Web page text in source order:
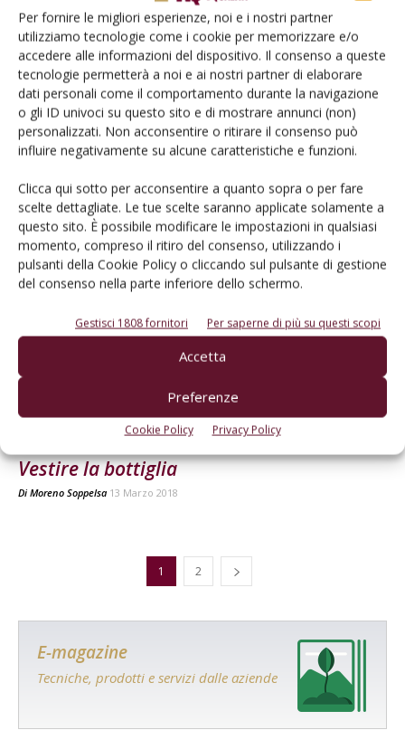
Per fornire le migliori esperienze, noi e i nostri partner
utilizziamo tecnologie come i cookie per memorizzare e/o
accedere alle informazioni del dispositivo. Il consenso a queste
tecnologie permetterà a noi e ai nostri partner di elaborare
dati personali come il comportamento durante la navigazione
o gli ID univoci su questo sito e di mostrare annunci (non)
personalizzati. Non acconsentire o ritirare il consenso può
influire negativamente su alcune caratteristiche e funzioni.
Clicca qui sotto per acconsentire a quanto sopra o per fare
scelte dettagliate. Le tue scelte saranno applicate solamente a
questo sito. È possibile modificare le impostazioni in qualsiasi
momento, compreso il ritiro del consenso, utilizzando i
pulsanti della Cookie Policy o cliccando sul pulsante di gestione
del consenso nella parte inferiore dello schermo.
Gestisci 1808 fornitori Per saperne di più su questi scopi
Accetta
Preferenze
Cookie Policy Privacy Policy
Etichette: soluzioni di stampa
DiRedazione 14 Marzo 2018
Vestire la bottiglia
Di Moreno Soppelsa 13 Marzo 2018
1 2
E-magazine
Tecniche, prodotti e servizi dalle aziende